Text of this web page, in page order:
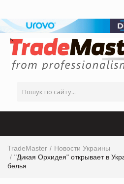
TradeMaster
Новости Украины
"Дикая Орхидея" открывает в
белья